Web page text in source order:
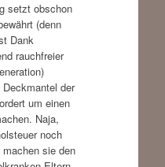
setzt obschon
(denn
Dank
rauchfreier
der
um einen
Naja,
noch
sie den